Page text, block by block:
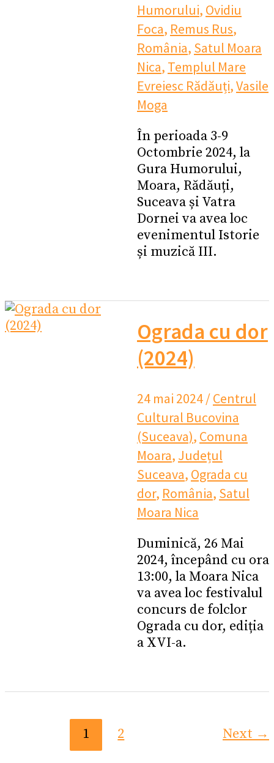
Humorului, Ovidiu
Foca, Remus Rus,
România, Satul Moara
Nica, Templul Mare
Evreiesc Rădăuți,Vasile
Moga
În perioada 3-9
Octombrie 2024, la
Gura Humorului,
Moara, Rădăuți,
Suceava și Vatra
Dornei va avea loc
evenimentul Istorie
și muzică III.
Ograda cu dor
(2024)
24 mai 2024/Centrul
Cultural Bucovina
(Suceava), Comuna
Moara, Județul
Suceava, Ograda cu
dor, România, Satul
Moara Nica
Duminică, 26 Mai
2024, începând cu ora
13:00, la Moara Nica
va avea loc festivalul
concurs de folclor
Ograda cu dor, ediția
a XVI-a.
1 2 Next →